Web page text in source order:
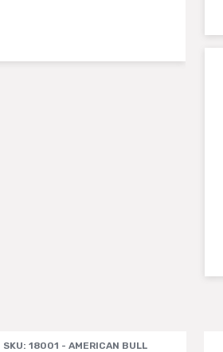
SKU: 18001 - AMERICAN BULL